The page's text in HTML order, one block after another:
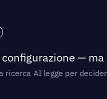
—
AI legge per